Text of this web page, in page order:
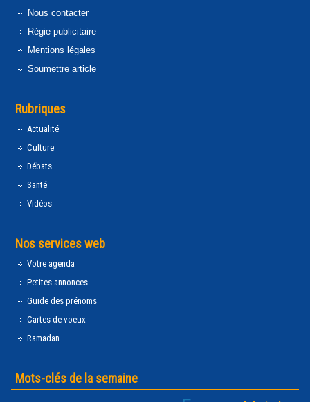
Nous contacter
Régie publicitaire
Mentions légales
Soumettre article
Rubriques
Actualité
Culture
Débats
Santé
Vidéos
Nos services web
Votre agenda
Petites annonces
Guide des prénoms
Cartes de voeux
Ramadan
Mots-clés de la semaine